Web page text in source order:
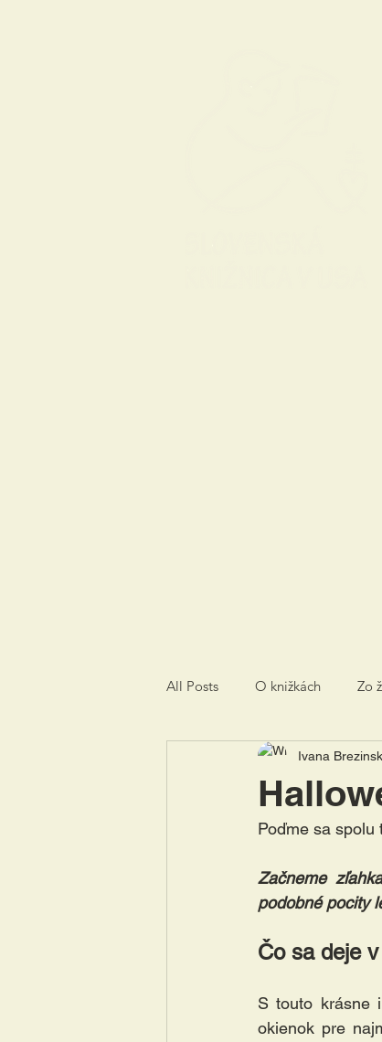
All Posts O knižkách Zo
Ivana
Poďme sa spolu
Začneme
podobné pocity
Čo sa deje
S touto krásne
okienok pre